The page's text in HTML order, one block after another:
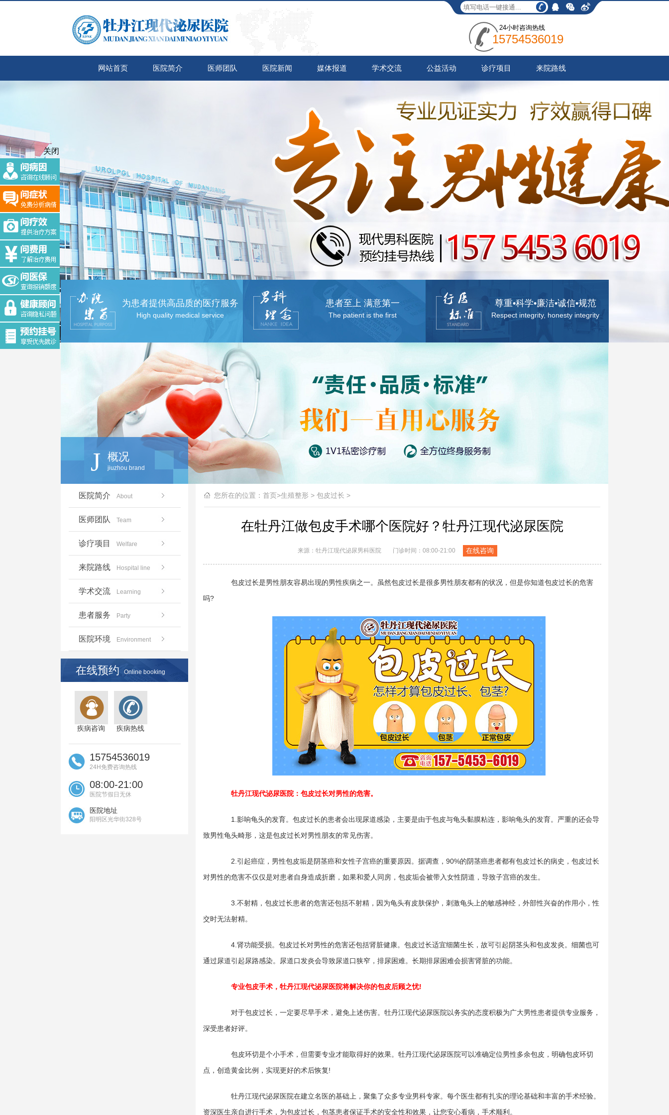
24小时咨询热线
15754536019
网站首页 医院简介 医师团队 医院新闻 媒体报道 学术交流 公益活动 诊疗项目 来院路线
为患者提供高品质的医疗服务
High quality medical service
患者至上 满意第一
The patient is the first
尊重•科学•廉洁•诚信•规范
Respect integrity, honesty integrity
J 概况
jiuzhou brand
医院简介 About
医师团队 Team
诊疗项目 Welfare
来院路线 Hospital line
学术交流 Learning
患者服务 Party
医院环境 Environment
在线预约 Online booking
疾病咨询 疾病热线
15754536019
24H免费咨询热线
08:00-21:00
医院节假日无休
医院地址
阳明区光华街328号
您所在的位置： 首页>生殖整形 > 包皮过长 >
在牡丹江做包皮手术哪个医院好？牡丹江现代泌尿医院
来源：牡丹江现代泌尿男科医院 门诊时间：08:00-21:00 在线咨询
包皮过长是男性朋友容易出现的男性疾病之一。虽然包皮过长是很多男性朋友都有的状况，但是你知道包皮过长的危害
吗?
牡丹江现代泌尿医院：包皮过长对男性的危害。
1.影响龟头的发育。包皮过长的患者会出现尿道感染，主要是由于包皮与龟头黏膜粘连，影响龟头的发育。严重的还会导
致男性龟头畸形，这是包皮过长对男性朋友的常见伤害。
2.引起癌症，男性包皮垢是阴茎癌和女性子宫癌的重要原因。据调查，90%的阴茎癌患者都有包皮过长的病史，包皮过长
对男性的危害不仅仅是对患者自身造成折磨，如果和爱人同房，包皮垢会被带入女性阴道，导致子宫癌的发生。
3.不射精，包皮过长患者的危害还包括不射精，因为龟头有皮肤保护，刺激龟头上的敏感神经，外部性兴奋的作用小，性
交时无法射精。
4.肾功能受损。包皮过长对男性的危害还包括肾脏健康。包皮过长适宜细菌生长，故可引起阴茎头和包皮发炎。细菌也可
通过尿道引起尿路感染。尿道口发炎会导致尿道口狭窄，排尿困难。长期排尿困难会损害肾脏的功能。
专业包皮手术，牡丹江现代泌尿医院将解决你的包皮后顾之忧!
对于包皮过长，一定要尽早手术，避免上述伤害。牡丹江现代泌尿医院以务实的态度积极为广大男性患者提供专业服务，
深受患者好评。
包皮环切是个小手术，但需要专业才能取得好的效果。牡丹江现代泌尿医院可以准确定位男性多余包皮，明确包皮环切
点，创造黄金比例，实现更好的术后恢复!
牡丹江现代泌尿医院在建立名医的基础上，聚集了众多专业男科专家。每个医生都有扎实的理论基础和丰富的手术经验。
资深医生亲自进行手术，为包皮过长，包茎患者保证手术的安全性和效果，让您安心看病，手术顺利。
关闭